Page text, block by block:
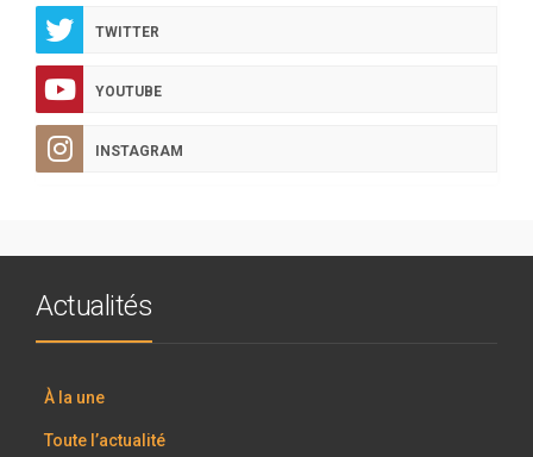
TWITTER
YOUTUBE
INSTAGRAM
Actualités
À la une
Toute l’actualité